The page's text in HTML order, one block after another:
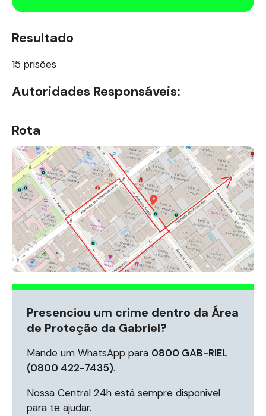
Resultado
15 prisões
Autoridades Responsáveis:
Rota
Presenciou um crime dentro da Área
de Proteção da Gabriel?
Mande um WhatsApp para 0800 GAB-RIEL
(0800 422-7435).
Nossa Central 24h está sempre disponível
para te ajudar.